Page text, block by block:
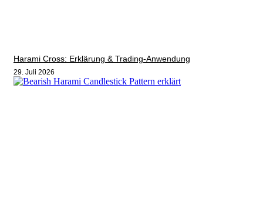
Harami Cross: Erklärung & Trading-Anwendung
29. Juli 2026